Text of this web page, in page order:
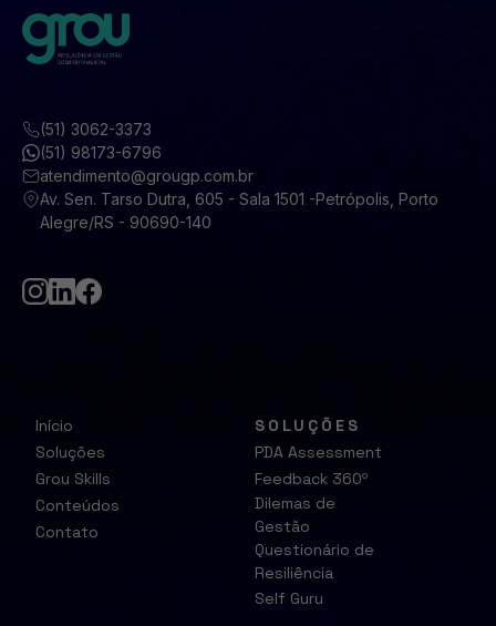
(51) 3062-3373
(51) 98173-6796
atendimento@grougp.com.br
Av. Sen. Tarso Dutra, 605 - Sala 1501 -Petrópolis, Porto
Alegre/RS - 90690-140
Início
Soluções
Grou Skills
Conteúdos
Contato
SOLUÇÕES
PDA Assessment
Feedback 360º
Dilemas de
Gestão
Questionário de
Resiliência
Self Guru